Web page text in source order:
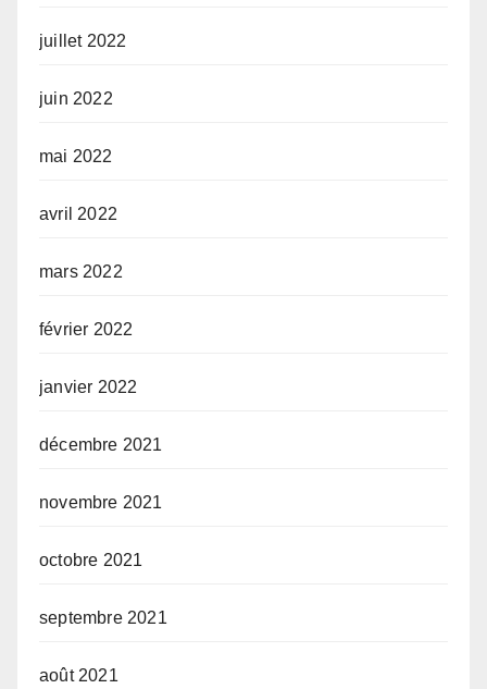
juillet 2022
juin 2022
mai 2022
avril 2022
mars 2022
février 2022
janvier 2022
décembre 2021
novembre 2021
octobre 2021
septembre 2021
août 2021